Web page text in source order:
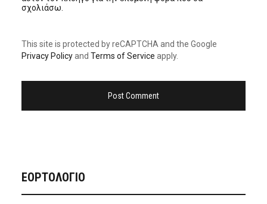
σχολιάσω.
This site is protected by reCAPTCHA and the Google
Privacy Policyand Terms of Service apply.
ΕΟΡΤΟΛΟΓΙΟ